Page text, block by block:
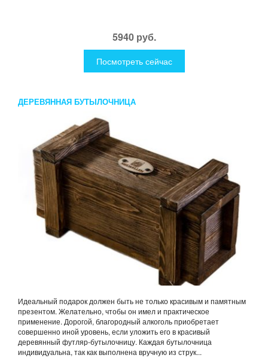
5940 руб.
Посмотреть сейчас
ДЕРЕВЯННАЯ БУТЫЛОЧНИЦА
Идеальный подарок должен быть не только красивым и памятным
презентом. Желательно, чтобы он имел и практическое
применение. Дорогой, благородный алкоголь приобретает
совершенно иной уровень, если уложить его в красивый
деревянный футляр-бутылочницу. Каждая бутылочница
индивидуальна, так как выполнена вручную из струк...